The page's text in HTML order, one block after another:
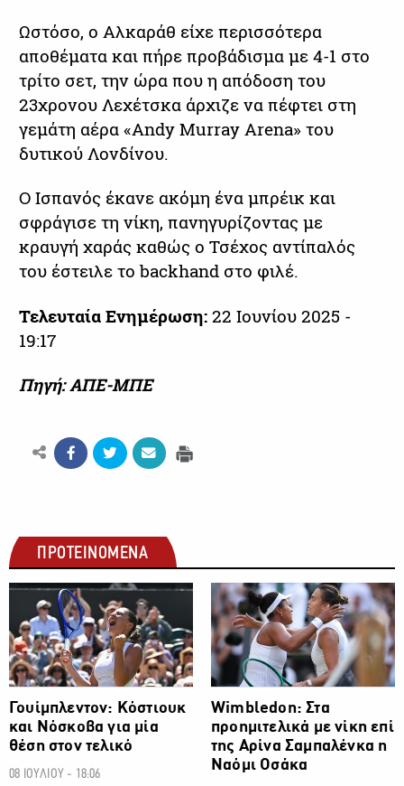
Ωστόσο, ο Αλκαράθ είχε περισσότερα
αποθέματα και πήρε προβάδισμα με 4-1 στο
τρίτο σετ, την ώρα που η απόδοση του
23χρονου Λεχέτσκα άρχιζε να πέφτει στη
γεμάτη αέρα «Andy Murray Arena» του
δυτικού Λονδίνου.
Ο Ισπανός έκανε ακόμη ένα μπρέικ και
σφράγισε τη νίκη, πανηγυρίζοντας με
κραυγή χαράς καθώς ο Τσέχος αντίπαλός
του έστειλε το backhand στο φιλέ.
Τελευταία Ενημέρωση:22 Ιουνίου 2025 -
19:17
Πηγή: ΑΠΕ-ΜΠΕ
ΠΡΟΤΕΙΝΟΜΕΝΑ
ΑΛΛΑ ΣΠΟΡ
Γουίμπλεντον: Κόστιουκ
και Νόσκοβα για μία
θέση στον τελικό
08 ΙΟΥΛΙΟΥ - 18:06
ΑΛΛΑ ΣΠΟΡ
Wimbledon: Στα
προημιτελικά με νίκη επί
της Αρίνα Σαμπαλένκα η
Ναόμι Οσάκα